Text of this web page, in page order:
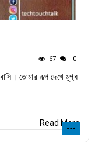
67 0
তোমার রূপ দেখে মুগ্ধ
Read More